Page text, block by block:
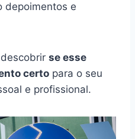
depoimentos e
se esse
certo para o seu
e profissional.